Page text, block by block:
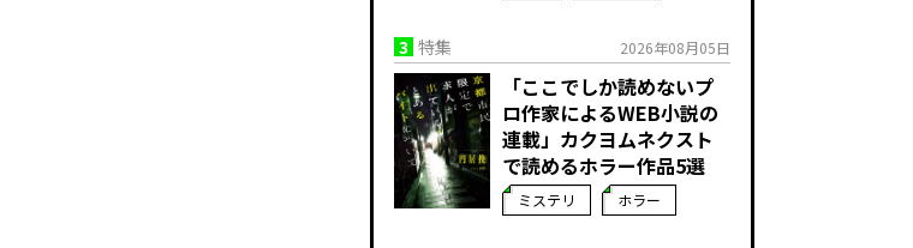
3 特集 2026年08月05日
「ここでしか読めないプ
ロ作家によるWEB小説の
連載」――カクヨムネクスト
で読めるホラー作品5選
ミステリ ホラー